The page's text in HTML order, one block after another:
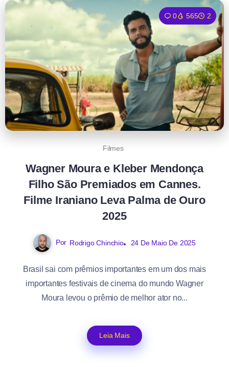
0 565 2
Filmes
Wagner Moura e Kleber Mendonça
Filho São Premiados em Cannes.
Filme Iraniano Leva Palma de Ouro
2025
Por Rodrigo Chinchio 24 De Maio De 2025
Brasil sai com prêmios importantes em um dos mais
importantes festivais de cinema do mundo Wagner
Moura levou o prêmio de melhor ator no...
Leia Mais